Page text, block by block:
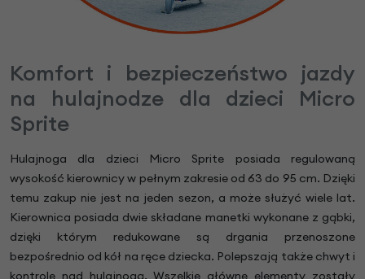
Komfort i bezpieczeństwo jazdy
na hulajnodze dla dzieci Micro
Sprite
Hulajnoga dla dzieci Micro Sprite posiada regulowaną
wysokość kierownicy w pełnym zakresie od 63 do 95 cm. Dzięki
temu zakup nie jest na jeden sezon, a może służyć wiele lat.
Kierownica posiada dwie składane manetki wykonane z gąbki,
dzięki którym redukowane są drgania przenoszone
bezpośrednio od kół na ręce dziecka. Polepszają także chwyt i
kontrole nad hulajnogą. Wszelkie główne elementy zostały